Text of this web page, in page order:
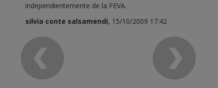
independientemente de la FEVA.
silvia conte salsamendi, 15/10/2009 17:42